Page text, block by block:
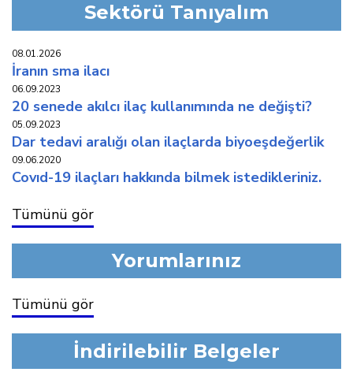
Sektörü Tanıyalım
08.01.2026
i̇ranin sma i̇laci
06.09.2023
20 senede akilci i̇laç kullaniminda ne deği̇şti̇?
05.09.2023
dar tedavi̇ araliği olan i̇laçlarda bi̇yoeşdeğerli̇k
09.06.2020
covid-19 i̇laçlari hakkinda bi̇lmek i̇stedi̇kleri̇ni̇z.
Tümünü gör
Yorumlarınız
Tümünü gör
İndirilebilir Belgeler